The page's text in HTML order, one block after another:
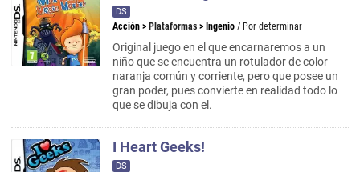
DS
Acción > Plataformas > Ingenio / Por determinar
Original juego en el que encarnaremos a un
niño que se encuentra un rotulador de color
naranja común y corriente, pero que posee un
gran poder, pues convierte en realidad todo lo
que se dibuja con el.
I Heart Geeks!
DS